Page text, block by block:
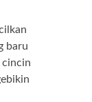
baru
cincin